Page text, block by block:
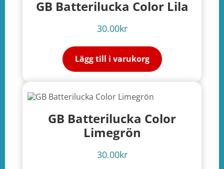
GB Batterilucka Color Lila
30.00kr
Lägg till i varukorg
GB Batterilucka Color
Limegrön
30.00kr